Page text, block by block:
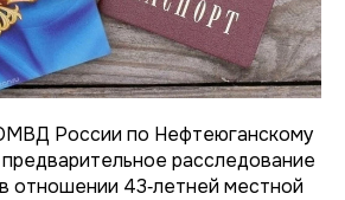
России по Нефтеюганскому
расследование
отношении 43‑летней местной